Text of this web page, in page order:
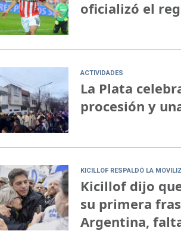
oficializó el
ACTIVIDADES
La Plata
procesión y
KICILLOF RESPALDÓ LA
Kicillof dijo
su primera
Argentina,